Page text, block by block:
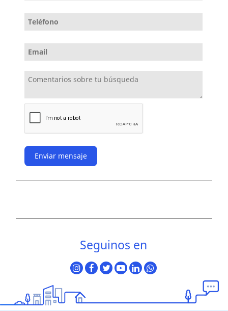
Enviar mensaje
Seguinos en